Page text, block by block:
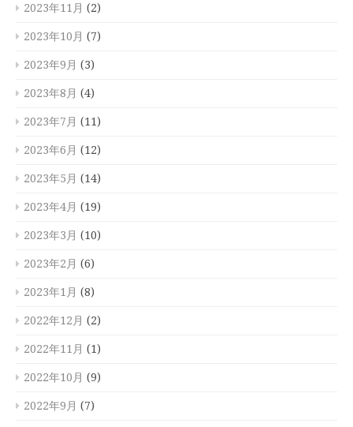
2023年11月 (2)
2023年10月 (7)
2023年9月 (3)
2023年8月 (4)
2023年7月 (11)
2023年6月 (12)
2023年5月 (14)
2023年4月 (19)
2023年3月 (10)
2023年2月 (6)
2023年1月 (8)
2022年12月 (2)
2022年11月 (1)
2022年10月 (9)
2022年9月 (7)